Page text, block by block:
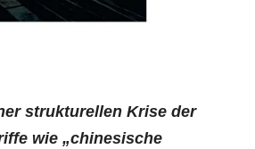
strukturellen Krise der
wie „chinesische